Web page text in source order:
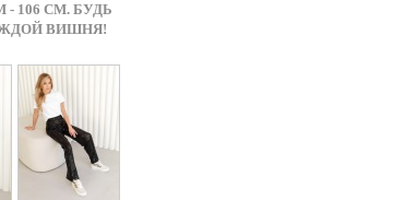
106 СМ. БУДЬ
ВИШНЯ!